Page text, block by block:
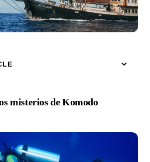
misterios de Komodo